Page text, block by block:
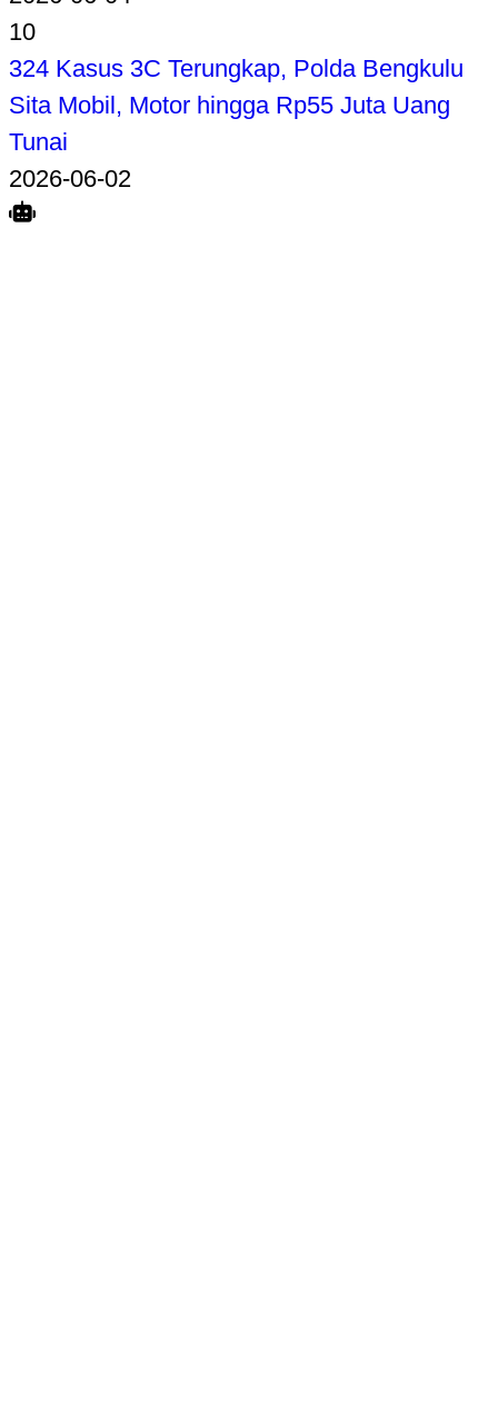
10
324 Kasus 3C Terungkap, Polda Bengkulu
Sita Mobil, Motor hingga Rp55 Juta Uang
Tunai
2026-06-02